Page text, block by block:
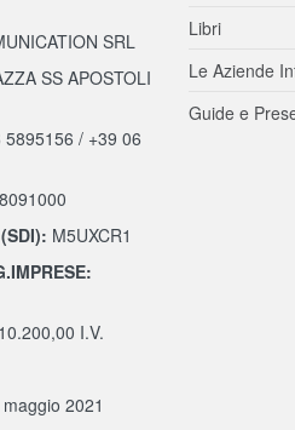
SRL
SS APOSTOLI
5895156 / +39 06
M5UXCR1
I.V.
2021
Libri
Le Aziende
Guide e